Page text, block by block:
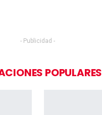
- Publicidad -
POPULARES